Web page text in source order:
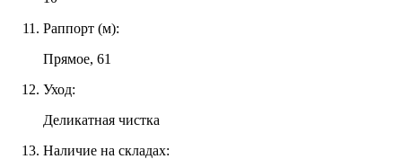
Раппорт (м):
Прямое, 61
Уход:
Деликатная чистка
Наличие на складах: